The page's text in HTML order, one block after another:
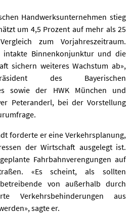
Handwerksunternehmen stieg
um 4,5 Prozent auf mehr als 25
zum Vorjahreszeitraum.
intakte Binnenkonjunktur und die
sichern weiteres Wachstum ab»,
des Bayerischen
sowie der HWK München und
Peteranderl, bei der Vorstellung
forderte er eine Verkehrsplanung,
der Wirtschaft ausgelegt ist.
Fahrbahnverengungen auf
«Es scheint, als sollten
von außerhalb durch
Verkehrsbehinderungen aus
sagte er.